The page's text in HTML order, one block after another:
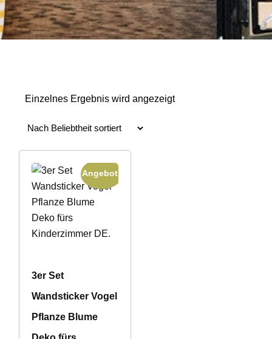
Einzelnes Ergebnis wird angezeigt
Angebot!
3er Set
Wandsticker Vogel
Pflanze Blume